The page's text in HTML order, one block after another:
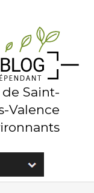
Saint-
Valence